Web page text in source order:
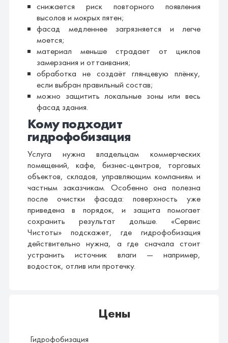
снижается риск повторного появления
высолов и мокрых пятен;
фасад медленнее загрязняется и легче
моется;
материал меньше страдает от циклов
замерзания и оттаивания;
обработка не создаёт глянцевую плёнку,
если выбран правильный состав;
можно защитить локальные зоны или весь
фасад здания.
Кому подходит
гидрофобизация
Услуга нужна владельцам коммерческих
помещений, кафе, бизнес-центров, торговых
объектов, складов, управляющим компаниям и
частным заказчикам. Особенно она полезна
после очистки фасада: поверхность уже
приведена в порядок, и защита помогает
сохранить результат дольше. «Сервис
Чистоты» подскажет, где гидрофобизация
действительно нужна, а где сначала стоит
устранить источник влаги — например,
водосток, отлив или протечку.
Цены
Гидрофобизация